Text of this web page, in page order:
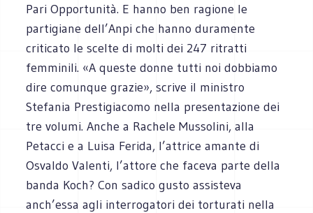
Pari Opportunità. E hanno ben ragione le
partigiane dell’Anpi che hanno duramente
criticato le scelte di molti dei 247 ritratti
femminili. «A queste donne tutti noi dobbiamo
dire comunque grazie», scrive il ministro
Stefania Prestigiacomo nella presentazione dei
tre volumi. Anche a Rachele Mussolini, alla
Petacci e a Luisa Ferida, l’attrice amante di
Osvaldo Valenti, l’attore che faceva parte della
banda Koch? Con sadico gusto assisteva
anch’essa agli interrogatori dei torturati nella